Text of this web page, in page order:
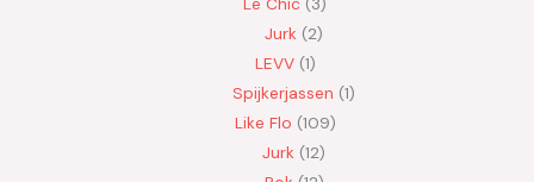
Jurk 2
LEVV 1
Spijkerjassen 1
Like Flo 109
Jurk 12